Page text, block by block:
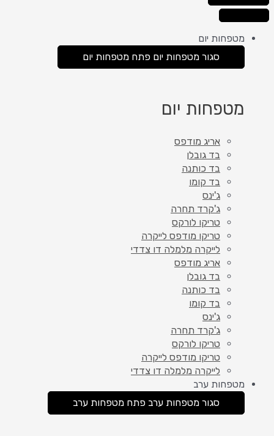
מטפחות יום
סגור מטפחות יום פתח מטפחות יום
מטפחות יום
אריג מודפס
בד גובלן
בד כותנה
בד קומו
ג'ינס
ג'קרד תחרה
טריקו לורקס
טריקו מודפס לייקרה
לייקרה מלמלה דו צדדי
אריג מודפס
בד גובלן
בד כותנה
בד קומו
ג'ינס
ג'קרד תחרה
טריקו לורקס
טריקו מודפס לייקרה
לייקרה מלמלה דו צדדי
מטפחות ערב
סגור מטפחות ערב פתח מטפחות ערב